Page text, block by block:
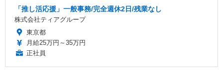
「推し活応援」一般事務/完全週休2日/残業なし
株式会社ティアグループ
東京都
月給25万円～35万円
正社員